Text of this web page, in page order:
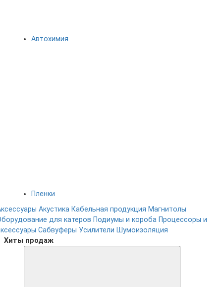
Автохимия
Пленки
Акустика Кабельная продукция Магнитолы
для катеров Подиумы и короба Процессоры и
Сабвуферы Усилители Шумоизоляция
Хиты продаж